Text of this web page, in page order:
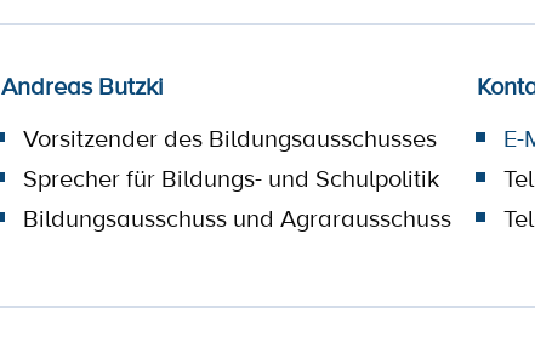
Andreas Butzki
Vorsitzender des Bildungsausschusses
Sprecher für Bildungs- und Schulpolitik
Bildungsausschuss und Agrarausschuss
E-